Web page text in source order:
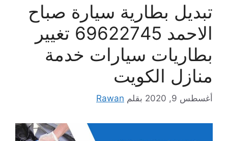
تبديل بطارية سيارة صباح
الاحمد 69622745 تغيير
بطاريات سيارات خدمة
منازل الكويت
أغسطس 9, 2020 بقلم Rawan